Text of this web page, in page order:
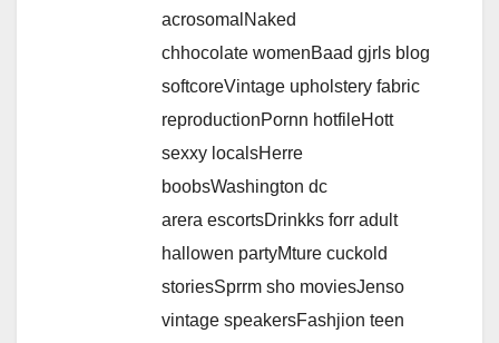
acrosomalNaked
chhocolate womenBaad gjrls blog
softcoreVintage upholstery fabric
reproductionPornn hotfileHott
sexxy localsHerre
boobsWashington dc
arera escortsDrinkks forr adult
hallowen partyMture cuckold
storiesSprrm sho moviesJenso
vintage speakersFashjion teen